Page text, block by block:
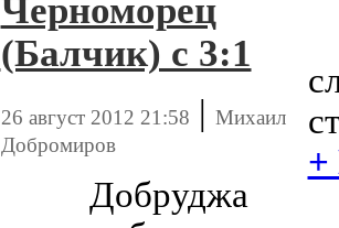
Черноморец
(Балчик) с 3:1
26 август 2012 21:58 | Михаил
Добромиров
Добруджа
+